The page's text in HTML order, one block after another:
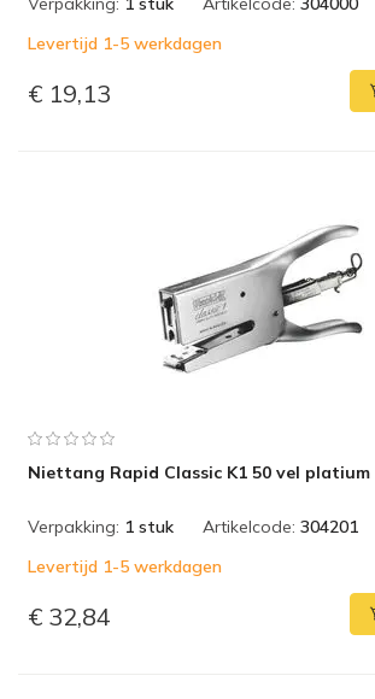
Levertijd 1-5 werkdagen
€ 19,13
Niettang Rapid Classic K1 50 vel platium
Verpakking: 1 stuk Artikelcode: 304201
Levertijd 1-5 werkdagen
€ 32,84